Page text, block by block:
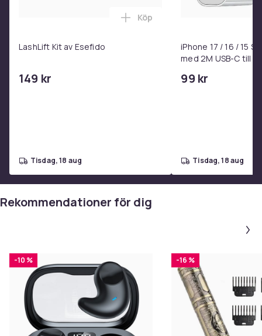
LashLift Kit av Esefido
149 kr
Lägg till LashLift Kit av
Köp
tisdag, 18 aug
iPhone 17 / 16 / 15
med 2M USB-C till
99 kr
tisdag, 18 aug
Rekommendationer för dig
-10 % -16 %